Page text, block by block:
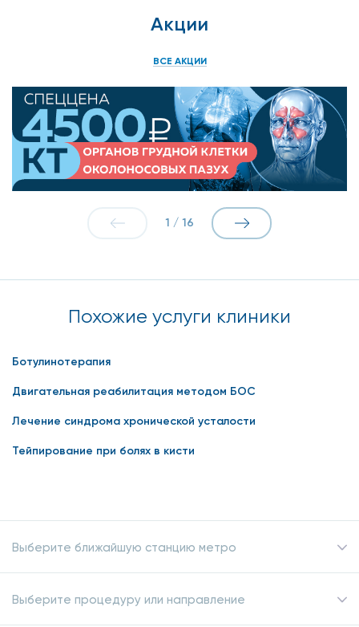
Акции
ВСЕ АКЦИИ
1 / 16
Похожие услуги клиники
Ботулинотерапия
Двигательная реабилитация методом БОС
Лечение синдрома хронической усталости
Тейпирование при болях в кисти
Выберите ближайшую станцию метро
Выберите процедуру или направление